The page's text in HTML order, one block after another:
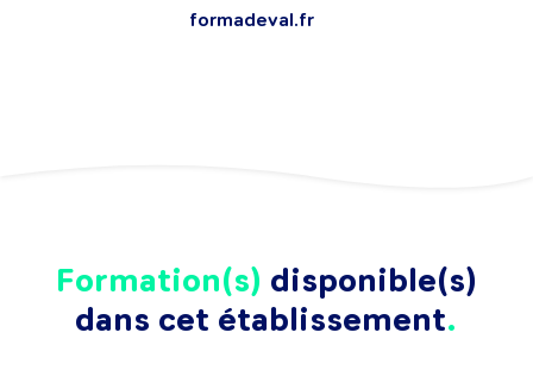
formadeval.fr
Formation(s) disponible(s)
dans cet établissement